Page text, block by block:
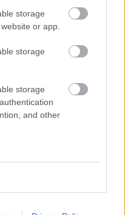
storage
or app.
storage
storage
and other
για το ΣΚ στην
με έως 28° και άνεμος 5 bf.
Αρχαία Επίδαυρο
Δες ξεχωριστά Σάββατο
Σάββατο, έως 6 bf.